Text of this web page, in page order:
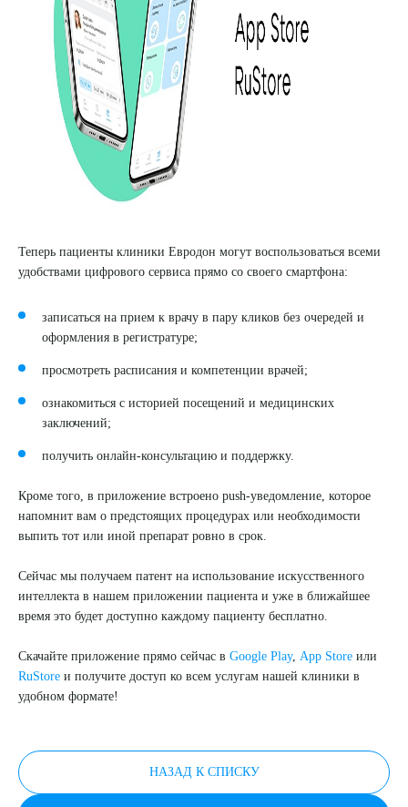
8 (863) 309-05-06
ЗАКАЗАТЬ ЗВОНОК
ЗАПИСЬ ОНЛАЙН
Теперь пациенты клиники Евродон могут воспользоваться всеми
удобствами цифрового сервиса прямо со своего смартфона:
записаться на прием к врачу в пару кликов без очередей и
оформления в регистратуре;
просмотреть расписания и компетенции врачей;
ознакомиться с историей посещений и медицинских
заключений;
получить онлайн-консультацию и поддержку.
Кроме того, в приложение встроено push-уведомление, которое
напомнит вам о предстоящих процедурах или необходимости
выпить тот или иной препарат ровно в срок.
Сейчас мы получаем патент на использование искусственного
интеллекта в нашем приложении пациента и уже в ближайшее
время это будет доступно каждому пациенту бесплатно.
Скачайте приложение прямо сейчас в Google Play, App Store или
RuStore и получите доступ ко всем услугам нашей клиники в
удобном формате!
НАЗАД К СПИСКУ
Выберите сопутствующую услугу
ПОДТВЕРДИТЬ